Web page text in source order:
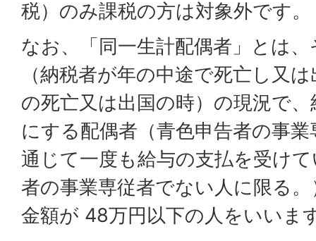
税）のみ課税の方は対象外です。
なお、「同一生計配偶者」とは
（納税者が年の中途で死亡し又
の死亡又は出国の時）の現況で
にする配偶者（青色申告者の事
通じて一度も給与の支払を受け
者の事業専従者でない人に限る
金額が 48万円以下の人をいいま